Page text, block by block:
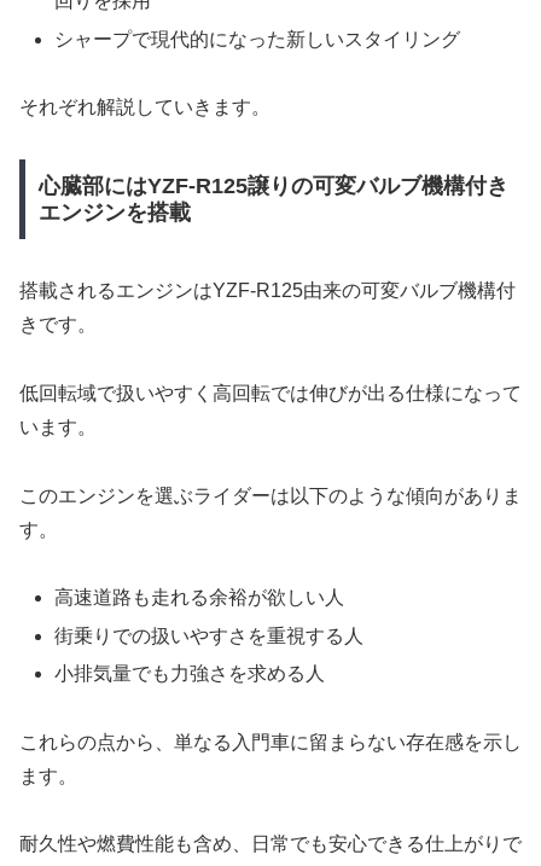
シャープで現代的になった新しいスタイリング
それぞれ解説していきます。
心臓部にはYZF-R125譲りの可変バルブ機構付き
エンジンを搭載
搭載されるエンジンはYZF-R125由来の可変バルブ機構付
きです。
低回転域で扱いやすく高回転では伸びが出る仕様になって
います。
このエンジンを選ぶライダーは以下のような傾向がありま
す。
高速道路も走れる余裕が欲しい人
街乗りでの扱いやすさを重視する人
小排気量でも力強さを求める人
これらの点から、単なる入門車に留まらない存在感を示し
ます。
耐久性や燃費性能も含め、日常でも安心できる仕上がりで